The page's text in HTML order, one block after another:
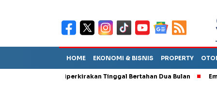
HOME EKONOMI & BISNIS PROPERTY
Sebut TPA Diperkirakan Tinggal Bertahan Dua Bulan Empat